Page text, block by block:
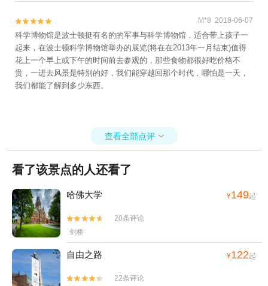

 M*8 2018-06-07
科学博物馆是波士顿挺有名的的军事与科学博物馆，适合带上孩子一
起来，在波士顿科学博物馆举办的展览(将在在2013年一月结束)值得
花上一个早上或下午的时间前去参观的，那些食物都很好吃价格不
贵，一进去风景是特别的好，我们能穿越回那个时代，哪怕是一天，
我们都能了解到多少东西。
查看全部点评 
看了该景点的人还看了
哈佛大学 ¥149起


20条评论
剑桥
自由之路 ¥122起

 22条评论